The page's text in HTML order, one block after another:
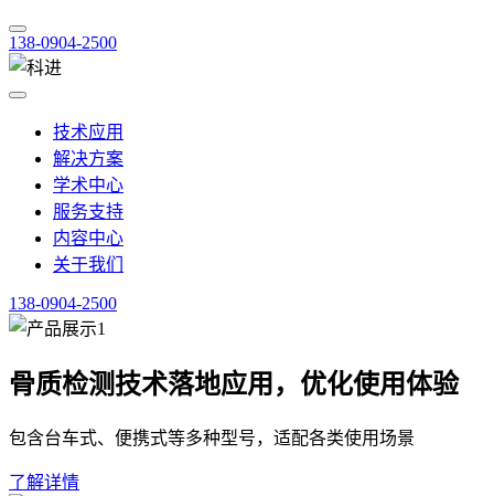
138-0904-2500
技术应用
解决方案
学术中心
服务支持
内容中心
关于我们
138-0904-2500
骨质检测技术落地应用，优化使用体验
包含台车式、便携式等多种型号，适配各类使用场景
了解详情